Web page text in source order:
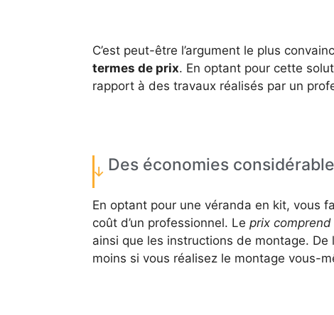
C’est peut-être l’argument le plus
termes de prix. En optant pour cette
rapport à des travaux réalisés par un
Des économies
En optant pour une véranda en kit, vous
coût d’un professionnel. Le prix
ainsi que les instructions de montage.
moins si vous réalisez le montage vous-